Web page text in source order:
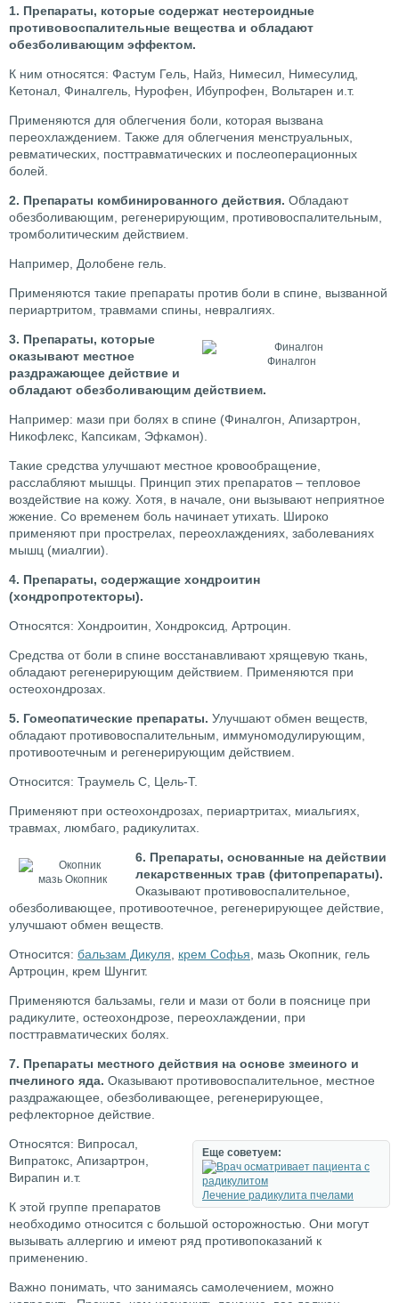
1. Препараты, которые содержат нестероидные
противовоспалительные вещества и обладают
обезболивающим эффектом.
К ним относятся: Фастум Гель, Найз, Нимесил, Нимесулид,
Кетонал, Финалгель, Нурофен, Ибупрофен, Вольтарен и.т.
Применяются для облегчения боли, которая вызвана
переохлаждением. Также для облегчения менструальных,
ревматических, посттравматических и послеоперационных
болей.
2. Препараты комбинированного действия. Обладают
обезболивающим, регенерирующим, противовоспалительным,
тромболитическим действием.
Например, Долобене гель.
Применяются такие препараты против боли в спине, вызванной
периартритом, травмами спины, невралгиях.
Финалгон
3. Препараты, которые
оказывают местное
раздражающее действие и
обладают обезболивающим действием.
Например: мази при болях в спине (Финалгон, Апизартрон,
Никофлекс, Капсикам, Эфкамон).
Такие средства улучшают местное кровообращение,
расслабляют мышцы. Принцип этих препаратов – тепловое
воздействие на кожу. Хотя, в начале, они вызывают неприятное
жжение. Со временем боль начинает утихать. Широко
применяют при прострелах, переохлаждениях, заболеваниях
мышц (миалгии).
4. Препараты, содержащие хондроитин
(хондропротекторы).
Относятся: Хондроитин, Хондроксид, Артроцин.
Средства от боли в спине восстанавливают хрящевую ткань,
обладают регенерирующим действием. Применяются при
остеохондрозах.
5. Гомеопатические препараты. Улучшают обмен веществ,
обладают противовоспалительным, иммуномодулирующим,
противоотечным и регенерирующим действием.
Относится: Траумель С, Цель-Т.
Применяют при остеохондрозах, периартритах, миальгиях,
травмах, люмбаго, радикулитах.
мазь Окопник
6. Препараты, основанные на действии
лекарственных трав (фитопрепараты).
Оказывают противовоспалительное,
обезболивающее, противоотечное, регенерирующее действие,
улучшают обмен веществ.
Относится: бальзам Дикуля крем Софья , мазь Окопник, гель
Артроцин, крем Шунгит.
Применяются бальзамы, гели и мази от боли в пояснице при
радикулите, остеохондрозе, переохлаждении, при
посттравматических болях.
7. Препараты местного действия на основе змеиного и
пчелиного яда. Оказывают противовоспалительное, местное
раздражающее, обезболивающее, регенерирующее,
рефлекторное действие.
Еще советуем:
Лечение радикулита пчелами
Относятся: Випросал,
Випратокс, Апизартрон,
Вирапин и.т.
К этой группе препаратов
необходимо относится с большой осторожностью. Они могут
вызывать аллергию и имеют ряд противопоказаний к
применению.
Важно понимать, что занимаясь самолечением, можно